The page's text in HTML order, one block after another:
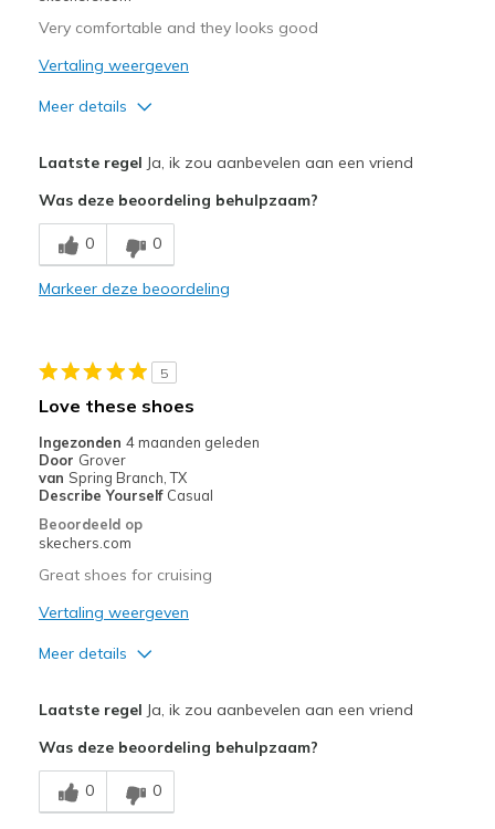
Very comfortable and they looks good
Vertaling weergeven
Meer details
Breathe Well
Comfortable
Beste toepassingen
Going Out
Travel
Width
View On Shoes
Laatste regel Ja, ik zou aanbevelen aan een vriend
Was deze beoordeling behulpzaam?
0 0
Markeer deze beoordeling
5
Love these shoes
Ingezonden 4 maanden geleden
Door Grover
van Spring Branch, TX
Describe Yourself Casual
Beoordeeld op
skechers.com
Great shoes for cruising
Vertaling weergeven
Meer details
Stylish
Beste toepassingen
Laatste regel Ja, ik zou aanbevelen aan een vriend
Was deze beoordeling behulpzaam?
0 0